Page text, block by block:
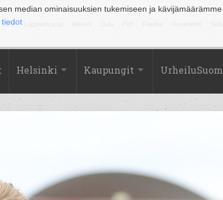
median ominaisuuksien tukemiseen ja
tiedot
Lahti
Helsinki Kaupungit